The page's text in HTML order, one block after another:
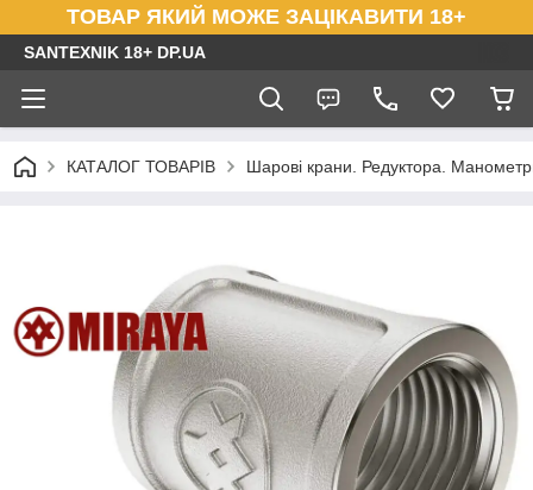
ТОВАР ЯКИЙ МОЖЕ ЗАЦІКАВИТИ 18+
SANTEXNIK 18+ DP.UA
КАТАЛОГ ТОВАРІВ Шарові крани. Редуктора.